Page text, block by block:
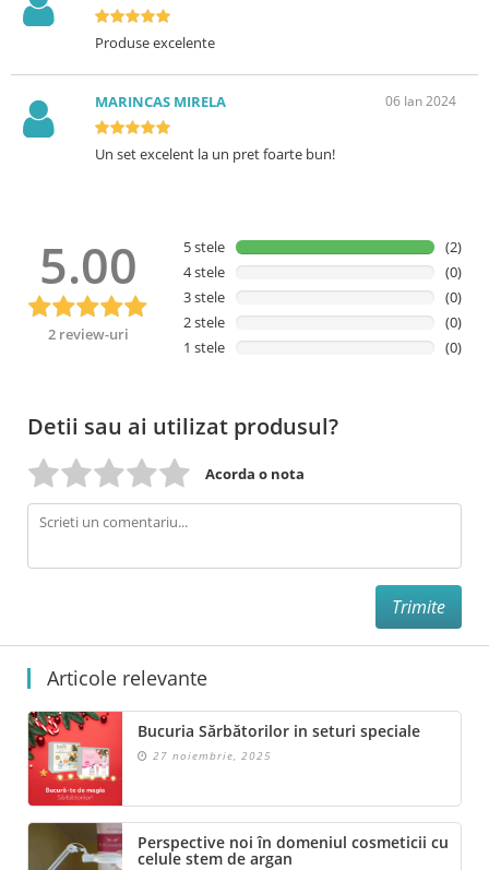
dezinfectari, dupa munca de zi cu zi si daunele mediului. Nu numai
hraneste si hidrateaza dar si calmeaza pielea iritata datorita
permite reluarea activitatilor imediat dupa aplicare fara senzatie
grasa sau lipicioasa, astfel fiind potrivit pentru orice tip de ten.
Ingrediente principale:
unt de shea, lanolina, panthenol.
Nutritie
Recomandat pentru:
Toate tipurile de piele
Mod de utilizare:
Dupa spalarea sau dezinfecatrea mainilor, aplicati
o cantitate adecvata pe suprafata acestora si prin miscari suave, de
Tratament cu Celule Stem de Argan
Produse excelente
MARINCAS MIRELA 06 Ian 2024
Un set excelent la un pret foarte bun!
5.00
2 review-uri
5 stele
(2)
4 stele
(0)
3 stele
(0)
2 stele
(0)
1 stele
(0)
Detii sau ai utilizat produsul?
Acorda o nota
Articole relevante
Bucuria Sărbătorilor in seturi speciale
27 noiembrie, 2025
Perspective noi în domeniul cosmeticii cu
celule stem de argan